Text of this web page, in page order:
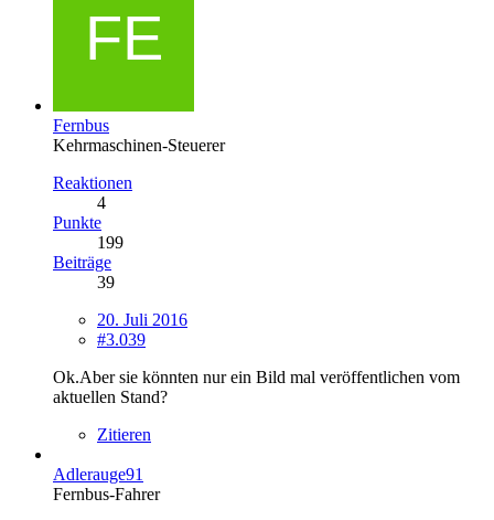
Fernbus
Kehrmaschinen-Steuerer
Reaktionen
4
Punkte
199
Beiträge
39
20. Juli 2016
#3.039
Ok.Aber sie könnten nur ein Bild mal veröffentlichen vom
aktuellen Stand?
Zitieren
Adlerauge91
Fernbus-Fahrer